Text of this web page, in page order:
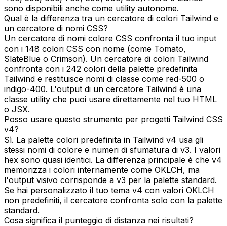
sono disponibili anche come utility autonome.
Qual è la differenza tra un cercatore di colori Tailwind e
un cercatore di nomi CSS?
Un cercatore di nomi colore CSS confronta il tuo input
con i 148 colori CSS con nome (come Tomato,
SlateBlue o Crimson). Un cercatore di colori Tailwind
confronta con i 242 colori della palette predefinita
Tailwind e restituisce nomi di classe come red-500 o
indigo-400. L'output di un cercatore Tailwind è una
classe utility che puoi usare direttamente nel tuo HTML
o JSX.
Posso usare questo strumento per progetti Tailwind CSS
v4?
Sì. La palette colori predefinita in Tailwind v4 usa gli
stessi nomi di colore e numeri di sfumatura di v3. I valori
hex sono quasi identici. La differenza principale è che v4
memorizza i colori internamente come OKLCH, ma
l'output visivo corrisponde a v3 per la palette standard.
Se hai personalizzato il tuo tema v4 con valori OKLCH
non predefiniti, il cercatore confronta solo con la palette
standard.
Cosa significa il punteggio di distanza nei risultati?